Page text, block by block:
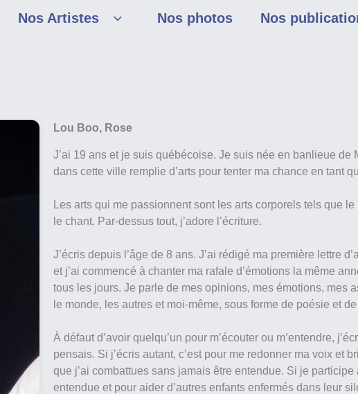
Nos Artistes Nos photos Nos
Lou Boo, Rose
J’ai 19 ans et je suis québécoise. Je suis née en banlieue de
dans cette ville remplie d’arts pour tenter ma chance en tant
Les arts qui me passionnent sont les arts corporels tels que
le chant. Par-dessus tout, j’adore l’écriture.
J’écris depuis l’âge de 8 ans. J’ai rédigé ma première lettre
et j’ai commencé à chanter ma rafale d’émotions la même
tous les jours. Je parle de mes opinions, mes émotions, mes
le monde, les autres et moi-même, sous forme de poésie et
À défaut d’avoir quelqu’un pour m’écouter ou m’entendre,
pensais. Si j’écris autant, c’est pour me redonner ma voix et
que j’ai combattues sans jamais être entendue. Si je participe
entendue et pour aider d’autres enfants enfermés dans leur